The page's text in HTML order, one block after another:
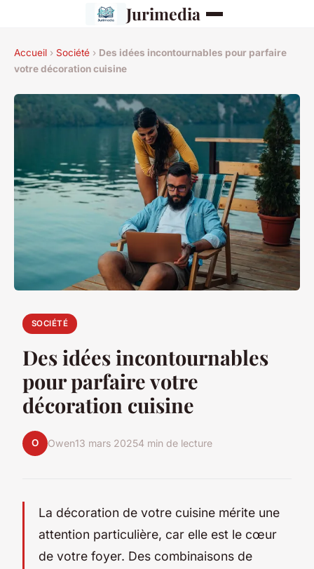
Jurimedia
Accueil › Société › Des idées incontournables pour parfaire
votre décoration cuisine
SOCIÉTÉ
Des idées incontournables
pour parfaire votre
décoration cuisine
O Owen13 mars 20254 min de lecture
La décoration de votre cuisine mérite une
attention particulière, car elle est le cœur
de votre foyer. Des combinaisons de